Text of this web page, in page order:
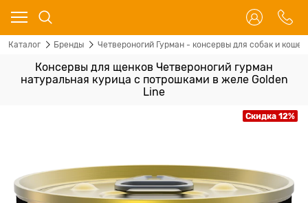
Каталог Бренды Четвероногий Гурман - консервы для собак и кошек
Консервы для щенков Четвероногий гурман
натуральная курица с потрошками в желе Golden
Line
Скидка 12%